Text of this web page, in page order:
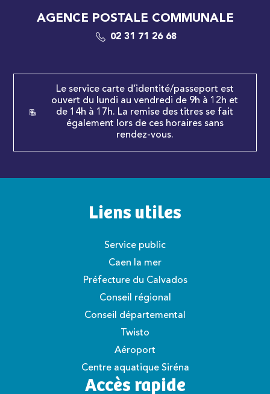
AGENCE POSTALE COMMUNALE
02 31 71 26 68
Le service carte d’identité/passeport est
ouvert du lundi au vendredi de 9h à 12h et
de 14h à 17h. La remise des titres se fait
également lors de ces horaires sans
rendez-vous.
Liens utiles
Service public
Caen la mer
Préfecture du Calvados
Conseil régional
Conseil départemental
Twisto
Aéroport
Centre aquatique Siréna
Accès rapide